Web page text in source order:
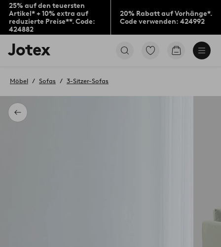
25% auf den teuersten
Artikel* + 10% extra auf
reduzierte Preise**. Code:
424882
20% Rabatt auf Vorhänge*.
Code verwenden: 424992
Jotex-
Logo
Startseite
Zu
Produkten
Zum
Zurück
Möbel Sofas 3-Sitzer-Sofas